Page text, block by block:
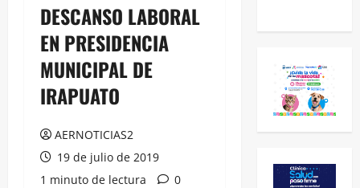
DESCANSO LABORAL
EN PRESIDENCIA
MUNICIPAL DE
IRAPUATO
AERNOTICIAS2
19 de julio de 2019
1 minuto de lectura
0